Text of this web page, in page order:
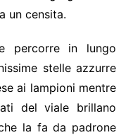
un censita.
percorre in lungo
stelle azzurre
ai lampioni mentre
del viale brillano
la fa da padrone